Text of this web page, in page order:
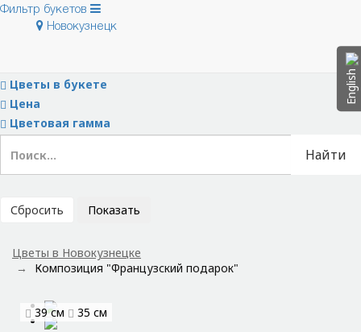
Фильтр букетов
Новокузнецк
Цветы в букете
Цена
Цветовая гамма
Найти
Сбросить Показать
Цветы в Новокузнецке
Композиция "Французский подарок"
39 см 35 см
English